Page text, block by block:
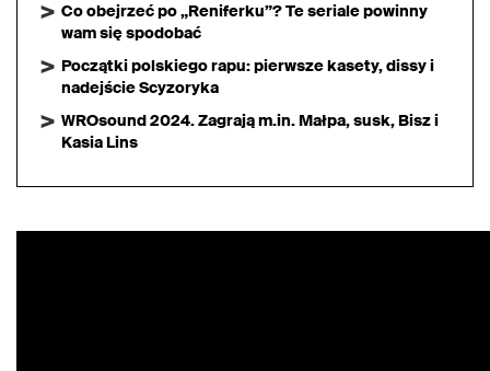
Co obejrzeć po „Reniferku”? Te seriale powinny
wam się spodobać
Początki polskiego rapu: pierwsze kasety, dissy i
nadejście Scyzoryka
WROsound 2024. Zagrają m.in. Małpa, susk, Bisz i
Kasia Lins